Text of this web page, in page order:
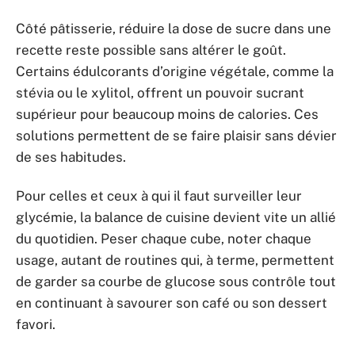
Côté pâtisserie, réduire la dose de sucre dans une
recette reste possible sans altérer le goût.
Certains édulcorants d’origine végétale, comme la
stévia ou le xylitol, offrent un pouvoir sucrant
supérieur pour beaucoup moins de calories. Ces
solutions permettent de se faire plaisir sans dévier
de ses habitudes.
Pour celles et ceux à qui il faut surveiller leur
glycémie, la balance de cuisine devient vite un allié
du quotidien. Peser chaque cube, noter chaque
usage, autant de routines qui, à terme, permettent
de garder sa courbe de glucose sous contrôle tout
en continuant à savourer son café ou son dessert
favori.